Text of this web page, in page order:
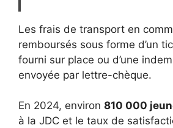
Les frais de transport en
remboursés sous forme d’un
fourni sur place ou d’une
envoyée par lettre-chèque.
En 2024, environ 810 000
à la JDC et le taux de